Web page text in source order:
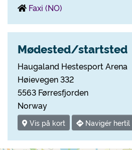
Faxi (NO)
Mødested/startsted
Haugaland Hestesport Arena
Høievegen 332
5563 Førresfjorden
Norway
Vis på kort Navigér hertil